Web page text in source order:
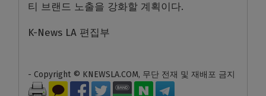
티 브랜드 노출을 강화할 계획이다.
K-News LA 편집부
- Copyright © KNEWSLA.COM, 무단 전재 및 재배포 금지